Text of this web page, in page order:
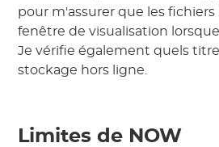
pour m'assurer que les
fenêtre de visualisation
Je vérifie également quels
stockage hors ligne.
Limites de NOW